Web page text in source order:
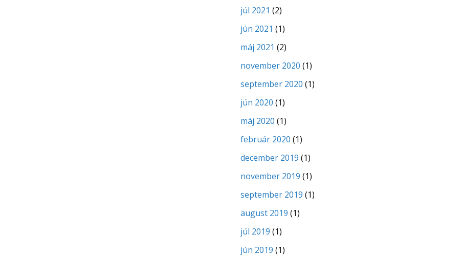
júl 2021 (2)
jún 2021 (1)
máj 2021 (2)
november 2020 (1)
september 2020 (1)
jún 2020 (1)
máj 2020 (1)
február 2020 (1)
december 2019 (1)
november 2019 (1)
september 2019 (1)
august 2019 (1)
júl 2019 (1)
jún 2019 (1)